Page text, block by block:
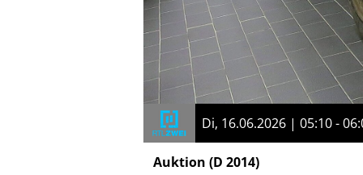
Di, 16.06.2026 | 05:10 -
Auktion (D 2014)